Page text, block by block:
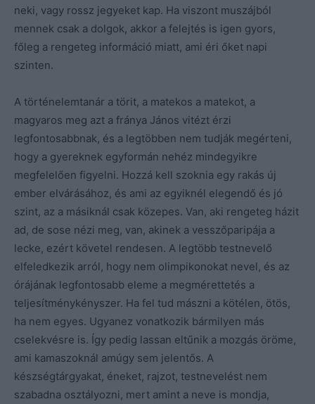
neki, vagy rossz jegyeket kap. Ha viszont muszájból
mennek csak a dolgok, akkor a felejtés is igen gyors,
főleg a rengeteg információ miatt, ami éri őket napi
szinten.
A történelemtanár a törit, a matekos a matekot, a
magyaros meg azt a fránya János vitézt érzi
legfontosabbnak, és a legtöbben nem tudják megérteni,
hogy a gyereknek egyformán nehéz mindegyikre
megfelelően figyelni. Hozzá kell szoknia egy rakás új
ember elvárásához, és ami az egyiknél elegendő és jó
szint, az a másiknál csak közepes. Van, aki rengeteg házit
ad, de sose nézi meg, van, akinek a vesszőparipája a
lecke, ezért követel rendesen. A legtöbb testnevelő
elfeledkezik arról, hogy nem olimpikonokat nevel, és az
órájának legfontosabb eleme a megmérettetés a
teljesítménykényszer. Ha fel tud mászni a kötélen, ötös,
ha nem egyes. Ugyanez vonatkozik bármilyen más
cselekvésre is. Így pedig lassan eltűnik a mozgás öröme,
ami kamaszoknál amúgy sem jelentős. A
készségtárgyakat, éneket, rajzot, testnevelést nem
szabadna osztályozni, mert amint a neve is mondja,